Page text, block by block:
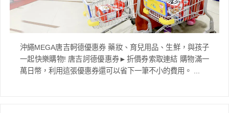
沖繩MEGA唐吉軻德優惠券 藥妝、育兒用品、生鮮，與孩子
一起快樂購物! 唐吉訶德優惠券►折價券索取連結 購物滿一
萬日幣，利用這張優惠券還可以省下一筆不小的費用。 ...